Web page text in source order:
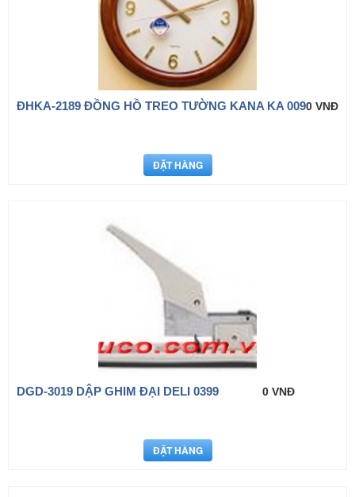
ÐHKA-2189 ĐỒNG HỒ TREO TƯỜNG KANA KA 0090 VNĐ
DGD-3019 DẬP GHIM ĐẠI DELI 0399 0 VNĐ